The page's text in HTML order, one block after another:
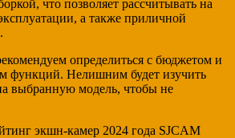
что позволяет рассчитывать на
а также приличной
определиться с бюджетом и
функций. Нелишним будет изучить
выбранную модель, чтобы не
экшн-камер 2024 года SJCAM